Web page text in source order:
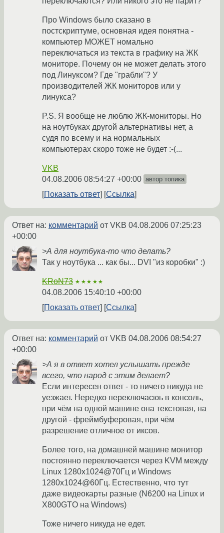
Про Windows было сказано в
постскриптуме, основная идея понятна -
компьютер МОЖЕТ номально
переключаться из текста в графику на ЖК
мониторе. Почему он не может делать этого
под Линуксом? Где "грабли"? У
производителей ЖК мониторов или у
линукса?
P.S. Я вообще не люблю ЖК-мониторы. Но
на ноутбуках другой альтернативы нет, а
судя по всему и на нормальных
компьютерах скоро тоже не будет :-(...
VKB
04.08.2006 08:54:27 +00:00 автор топика
Показать ответ Ссылка
Ответ на: комментарий от VKB 04.08.2006 07:25:23
+00:00
>А для ноутбука-то что делать?
Так у ноутбука ... как бы... DVI "из коробки" :)
KRoN73 ★★★★★
04.08.2006 15:40:10 +00:00
Показать ответ
Ссылка
Ответ на: комментарий от VKB 04.08.2006 08:54:27
+00:00
>А я в ответ хотел услышать прежде
всего, что народ с этим делает?
Если интересен ответ - то ничего никуда не
уезжает. Нередко переключасюь в консоль,
при чём на одной машине она текстовая, на
другой - фреймбуферовая, при чём
разрешение отличное от иксов.
Более того, на домашней машине монитор
постоянно переключается через KVM между
Linux 1280x1024@70Гц и Windows
1280x1024@60Гц. Естественно, что тут
даже видеокарты разные (N6200 на Linux и
X800GTO на Windows)
Тоже ничего никуда не едет.